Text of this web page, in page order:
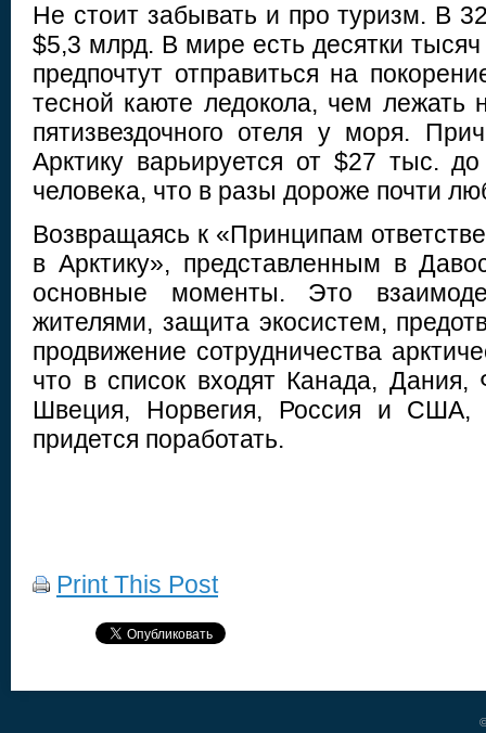
Не стоит забывать и про туризм. В
$5,3 млрд. В мире есть десятки
предпочтут отправиться на
тесной каюте ледокола, чем лежать
пятизвездочного отеля у моря.
Арктику варьируется от $27 тыс.
человека, что в разы дороже почти
Возвращаясь к «Принципам
в Арктику», представленным в
основные моменты. Это
жителями, защита экосистем,
продвижение сотрудничества
что в список входят Канада, Дания,
Швеция, Норвегия, Россия и США,
придется поработать.
Print This Post